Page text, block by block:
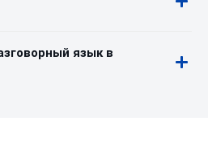
язык в